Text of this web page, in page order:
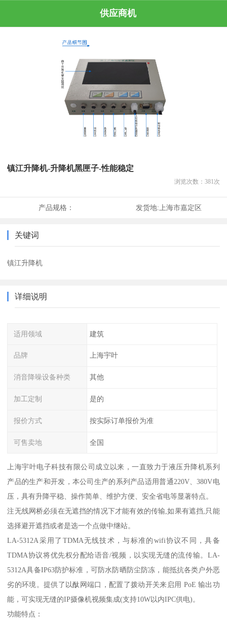
供应商机
镇江升降机-升降机黑匣子-性能稳定
浏览次数： 381 次
产品规格： 发货地:上海市嘉定区
关键词
镇江升降机
详细说明
适用领域 建筑
品牌 上海宇叶
消音降噪设备种类 其他
加工定制 是的
报价方式 按实际订单报价为准
可售卖地 全国
上海宇叶电子科技有限公司成立以来，一直致力于液压升降机系列
产品的生产和开发，本公司生产的系列产品适用普通220V、380V电
压，具有升降平稳、操作简单、维护方便、安全省电等显著特点。
注无线网桥必须在无遮挡的情况下才能有效的传输,如果有遮挡,只能
选择避开遮挡或者是选一个点做中继站。
LA-5312A采用了TDMA无线技术，与标准的wifi协议不同，具备
TDMA协议将优先权分配给语音/视频，以实现无缝的流传输。LA-
5312A具备IP63防护标准，可防水防晒防尘防冻，能抵抗各类户外恶
劣的环境。提供了以酞网端口，配置了拨动开关来启用 PoE 输出功
能，可实现无缝的IP摄像机视频集成(支持10W以内IPC供电)。
功能特点：